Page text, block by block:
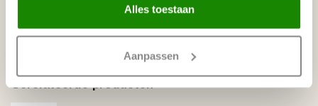
Alles toestaan
Aanpassen
Tags
Gerelateerde producten